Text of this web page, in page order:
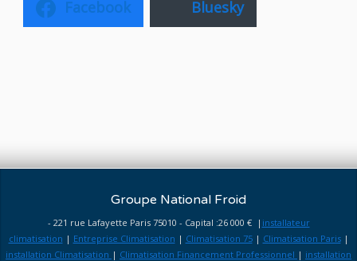
Facebook Bluesky
Groupe National Froid
- 221 rue Lafayette Paris 75010 - Capital :26 000 € | installateur
climatisation | Entreprise Climatisation | Climatisation 75| Climatisation Paris|
installation Climatisation | Climatisation Financement Professionnel | installation